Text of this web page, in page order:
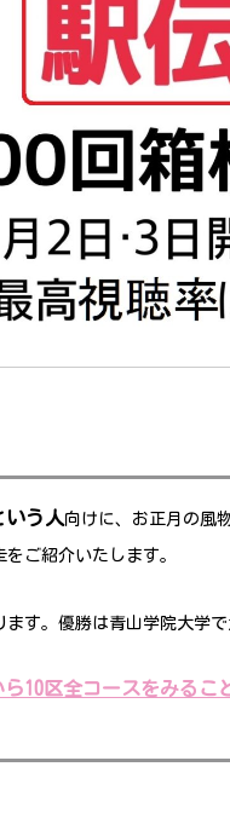
いう人向けに、お正月の風
ご紹介いたします。
ます。 優勝は青山学院大学
10区全コースをみるこ